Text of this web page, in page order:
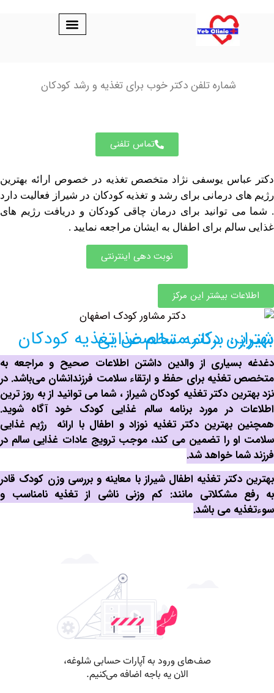
شماره تلفن دکتر خوب برای تغذیه و رشد کودکان
تماس تلفنی
یوسفی نژاد متخصص تغذیه در خصوص ارائه بهترین
درمانی برای رشد و تغذیه کودکان در شیراز فعالیت دارد
توانید برای درمان چاقی کودکان و دریافت رژیم های
برای اطفال به ایشان مراجعه نمایید .
نوبت دهی اینترنتی
بیشتر این مرکز
متخصص تغذیه کودکان شیراز ، برنامه سالم غذایی
از والدین داشتن اطلاعات صحیح و مراجعه به
برای حفظ و ارتقاء سلامت فرزندانشان می‌باشد. در
دکتر تغذیه کودکان شیراز ، شما می توانید از به روز ترین
در مورد برنامه سالم غذایی کودک خود آگاه شوید.
دکتر تغذیه نوزاد و اطفال با ارائه رژیم غذایی
را تضمین می کند، موجب ترویج عادات غذایی سالم در
خواهد شد.
تغذیه اطفال شیراز با معاینه و بررسی وزن کودک قادر
مشکلاتی مانند: کم وزنی ناشی از تغذیه نامناسب و
می باشد.